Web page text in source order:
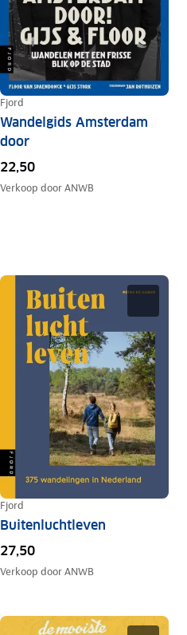
Fjord
Wandelgids Amsterdam
door
22,50
Verkoop doorANWB
Fjord
Buitenluchtleven
27,50
Verkoop doorANWB